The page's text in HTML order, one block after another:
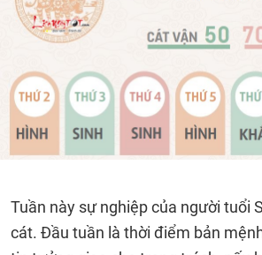
Tuần này sự nghiệp của người tuổi
cát. Đầu tuần là thời điểm bản